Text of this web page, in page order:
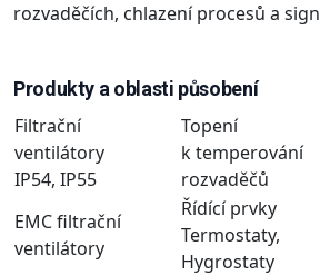
rozvaděčích, chlazení procesů a
Produkty a oblasti působení
Filtrační
ventilátory
IP54, IP55
Topení
k temperování
rozvaděčů
EMC filtrační
ventilátory
Řídící prvky
Termostaty,
Hygrostaty